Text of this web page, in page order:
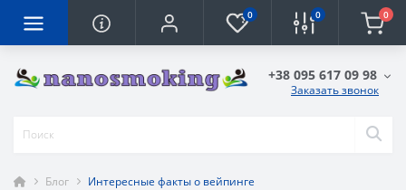
0 0 0
+38 095 617 09 98
Заказать звонок
Блог Интересные факты о вейпинге